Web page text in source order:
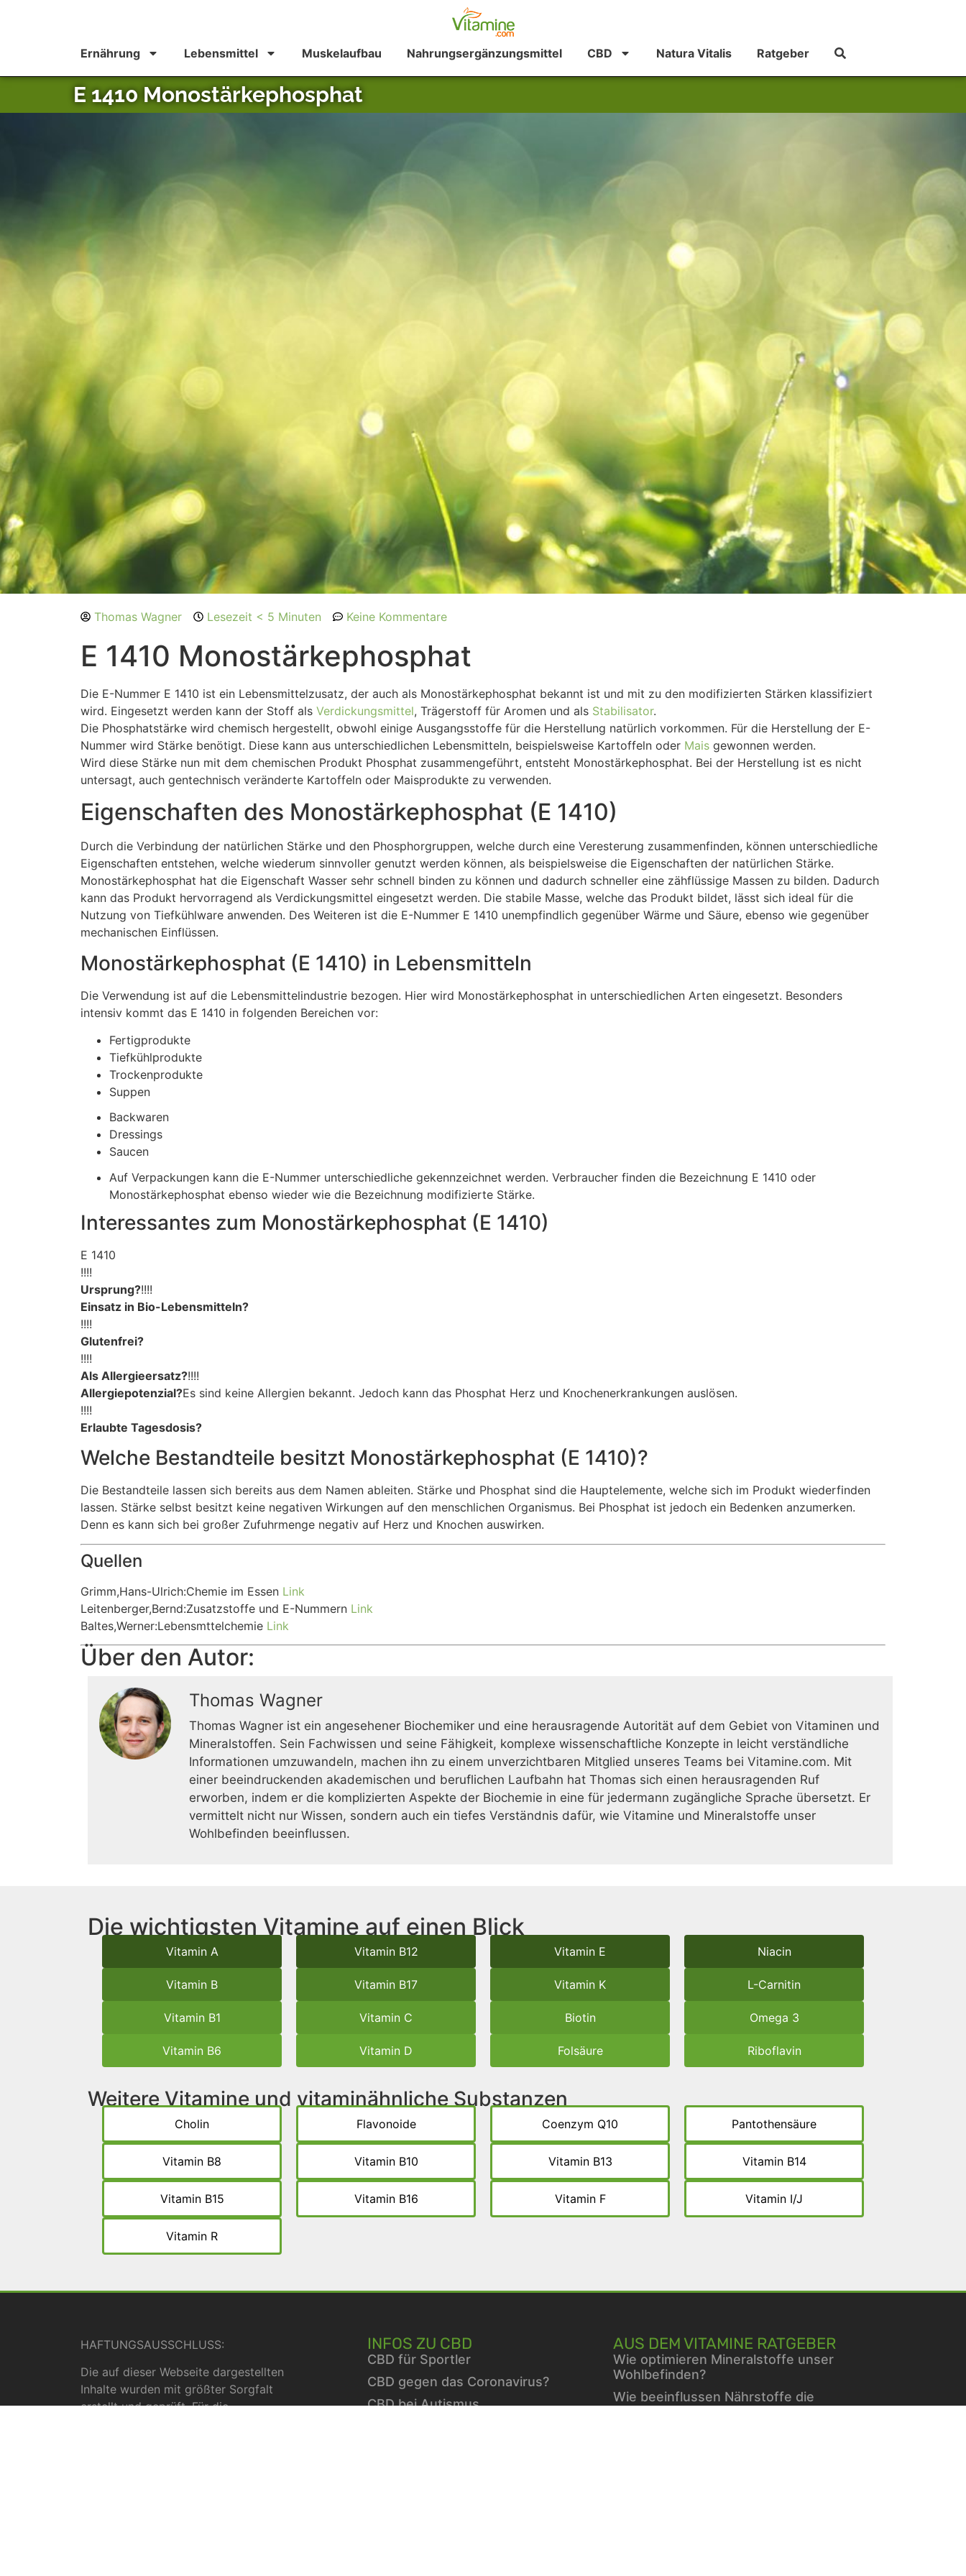
Ernährung Lebensmittel Muskelaufbau Nahrungsergänzungsmittel CBD Natura Vitalis Ratgeber
E 1410 Monostärkephosphat
Thomas Wagner Lesezeit < 5 Minuten Keine Kommentare
E 1410 Monostärkephosphat
Die E-Nummer E 1410 ist ein Lebensmittelzusatz, der auch als Monostärkephosphat bekannt ist und mit zu den modifizierten Stärken klassifiziert
wird. Eingesetzt werden kann der Stoff als Verdickungsmittel, Trägerstoff für Aromen und als Stabilisator.
Die Phosphatstärke wird chemisch hergestellt, obwohl einige Ausgangsstoffe für die Herstellung natürlich vorkommen. Für die Herstellung der E-
Nummer wird Stärke benötigt. Diese kann aus unterschiedlichen Lebensmitteln, beispielsweise Kartoffeln oder Mais gewonnen werden.
Wird diese Stärke nun mit dem chemischen Produkt Phosphat zusammengeführt, entsteht Monostärkephosphat. Bei der Herstellung ist es nicht
untersagt, auch gentechnisch veränderte Kartoffeln oder Maisprodukte zu verwenden.
Eigenschaften des Monostärkephosphat (E 1410)
Durch die Verbindung der natürlichen Stärke und den Phosphorgruppen, welche durch eine Veresterung zusammenfinden, können unterschiedliche
Eigenschaften entstehen, welche wiederum sinnvoller genutzt werden können, als beispielsweise die Eigenschaften der natürlichen Stärke.
Monostärkephosphat hat die Eigenschaft Wasser sehr schnell binden zu können und dadurch schneller eine zähflüssige Massen zu bilden. Dadurch
kann das Produkt hervorragend als Verdickungsmittel eingesetzt werden. Die stabile Masse, welche das Produkt bildet, lässt sich ideal für die
Nutzung von Tiefkühlware anwenden. Des Weiteren ist die E-Nummer E 1410 unempfindlich gegenüber Wärme und Säure, ebenso wie gegenüber
mechanischen Einflüssen.
Monostärkephosphat (E 1410) in Lebensmitteln
Die Verwendung ist auf die Lebensmittelindustrie bezogen. Hier wird Monostärkephosphat in unterschiedlichen Arten eingesetzt. Besonders
intensiv kommt das E 1410 in folgenden Bereichen vor:
Fertigprodukte
Tiefkühlprodukte
Trockenprodukte
Suppen
Backwaren
Dressings
Saucen
Auf Verpackungen kann die E-Nummer unterschiedliche gekennzeichnet werden. Verbraucher finden die Bezeichnung E 1410 oder
Monostärkephosphat ebenso wieder wie die Bezeichnung modifizierte Stärke.
Interessantes zum Monostärkephosphat (E 1410)
E 1410
!!!!
Ursprung?!!!!
Einsatz in Bio-Lebensmitteln?
!!!!
Glutenfrei?
!!!!
Als Allergieersatz?!!!!
Allergiepotenzial?Es sind keine Allergien bekannt. Jedoch kann das Phosphat Herz und Knochenerkrankungen auslösen.
!!!!
Erlaubte Tagesdosis?
Welche Bestandteile besitzt Monostärkephosphat (E 1410)?
Die Bestandteile lassen sich bereits aus dem Namen ableiten. Stärke und Phosphat sind die Hauptelemente, welche sich im Produkt wiederfinden
lassen. Stärke selbst besitzt keine negativen Wirkungen auf den menschlichen Organismus. Bei Phosphat ist jedoch ein Bedenken anzumerken.
Denn es kann sich bei großer Zufuhrmenge negativ auf Herz und Knochen auswirken.
Quellen
Grimm,Hans-Ulrich:Chemie im Essen Link
Leitenberger,Bernd:Zusatzstoffe und E-Nummern Link
Baltes,Werner:Lebensmttelchemie Link
Über den Autor:
Thomas Wagner
Thomas Wagner ist ein angesehener Biochemiker und eine herausragende Autorität auf dem Gebiet von Vitaminen und
Mineralstoffen. Sein Fachwissen und seine Fähigkeit, komplexe wissenschaftliche Konzepte in leicht verständliche
Informationen umzuwandeln, machen ihn zu einem unverzichtbaren Mitglied unseres Teams bei Vitamine.com. Mit
einer beeindruckenden akademischen und beruflichen Laufbahn hat Thomas sich einen herausragenden Ruf
erworben, indem er die komplizierten Aspekte der Biochemie in eine für jedermann zugängliche Sprache übersetzt. Er
vermittelt nicht nur Wissen, sondern auch ein tiefes Verständnis dafür, wie Vitamine und Mineralstoffe unser
Wohlbefinden beeinflussen.
Die wichtigsten Vitamine auf einen Blick
Vitamin A
Vitamin B
Vitamin B1
Vitamin B6
Vitamin B12
Vitamin B17
Vitamin C
Vitamin D
Vitamin E
Vitamin K
Biotin
Folsäure
Niacin
L-Carnitin
Omega 3
Riboflavin
Weitere Vitamine und vitaminähnliche Substanzen
Cholin
Vitamin B8
Vitamin B15
Vitamin R
Flavonoide
Vitamin B10
Vitamin B16
Coenzym Q10
Vitamin B13
Vitamin F
Pantothensäure
Vitamin B14
Vitamin I/J
HAFTUNGSAUSSCHLUSS:
Die auf dieser Webseite dargestellten
Inhalte wurden mit größter Sorgfalt
erstellt und geprüft. Für die
INFOS ZU CBD
CBD für Sportler
CBD gegen das Coronavirus?
CBD bei Autismus
AUS DEM VITAMINE RATGEBER
Wie optimieren Mineralstoffe unser
Wohlbefinden?
Wie beeinflussen Nährstoffe die